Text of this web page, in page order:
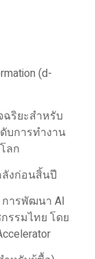
(d-
ฉริยะสำหรับ
บการทำงาน
ลก
งก่อนสิ้นปี
การพัฒนา AI
รรมไทย โดย